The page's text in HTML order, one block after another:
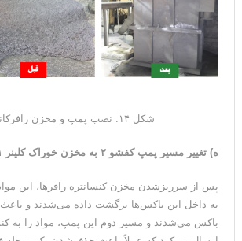
شکل ۱۴: نصب پمپ و مخزن رافرکانس ۵
ه) تغییر مسیر پمپ کفشو ۲ به مخزن خوراک کلینر ۱
پس از سرریزشدن مخزن کنسانتره رافرها، این
به داخل این باکس‌ها برگشت داده می‌شدند و